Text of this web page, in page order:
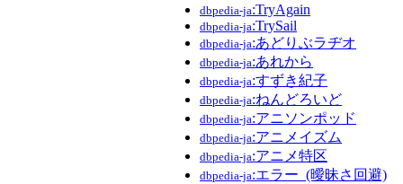
dbpedia-ja:TryAgain
dbpedia-ja:TrySail
dbpedia-ja:あどりぶラヂオ
dbpedia-ja:あれから
dbpedia-ja:すずき紀子
dbpedia-ja:ねんどろいど
dbpedia-ja:アニソンポッド
dbpedia-ja:アニメイズム
dbpedia-ja:アニメ特区
dbpedia-ja:エラー_(曖昧さ回避)